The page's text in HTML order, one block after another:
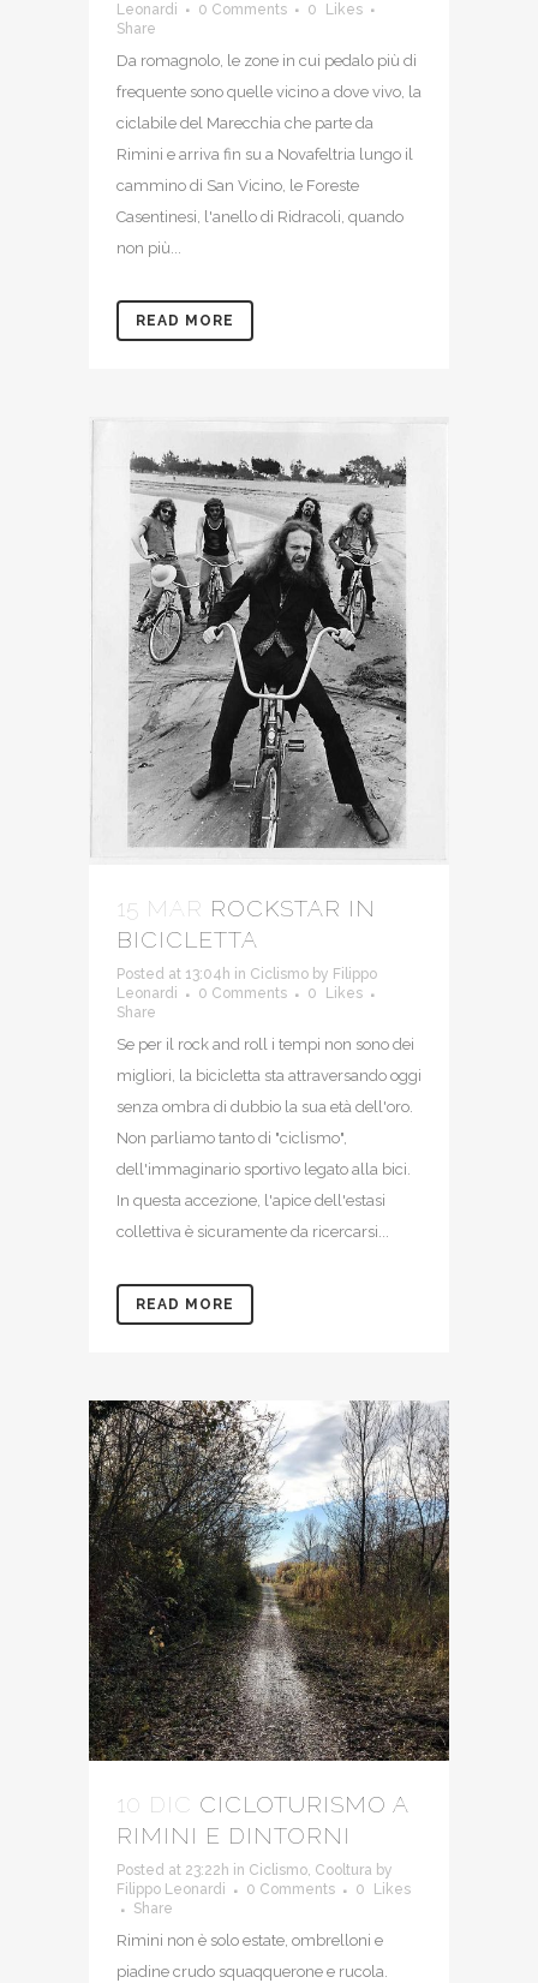
Leonardi
0 Comments 0
Likes
Share
Da romagnolo, le zone in cui pedalo più di
frequente sono quelle vicino a dove vivo, la
ciclabile del Marecchia che parte da
Rimini e arriva fin su a Novafeltria lungo il
cammino di San Vicino, le Foreste
Casentinesi, l'anello di Ridracoli, quando
non più...
READ MORE
15 MAR ROCKSTAR IN
BICICLETTA
Posted at 13:04h in Ciclismo by Filippo
Leonardi
0 Comments 0
Likes
Share
Se per il rock and roll i tempi non sono dei
migliori, la bicicletta sta attraversando oggi
senza ombra di dubbio la sua età dell'oro.
Non parliamo tanto di "ciclismo",
dell'immaginario sportivo legato alla bici.
In questa accezione, l'apice dell'estasi
collettiva è sicuramente da ricercarsi...
READ MORE
10 DIC CICLOTURISMO A
RIMINI E DINTORNI
Posted at 23:22h in Ciclismo, Cooltura by
Filippo Leonardi
0 Comments 0
Likes
Share
Rimini non è solo estate, ombrelloni e
piadine crudo squaqquerone e rucola.